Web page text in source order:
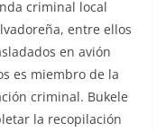
criminal local
entre ellos
en avión
es miembro de la
criminal. Bukele
la recopilación